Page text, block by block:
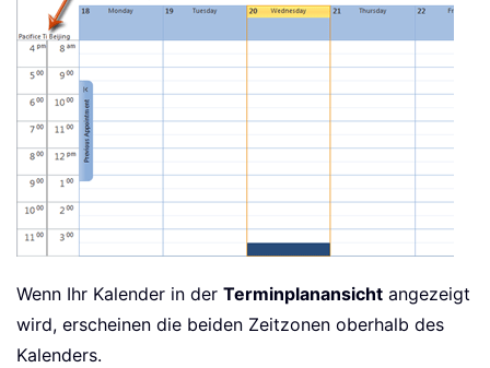
Wenn Ihr Kalender in der Terminplanansicht angezeigt
wird, erscheinen die beiden Zeitzonen oberhalb des
Kalenders.